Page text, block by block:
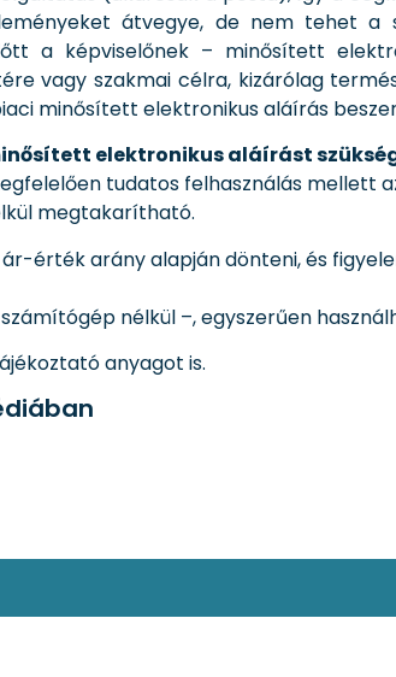
átvegye, de nem tehet a
a képviselőnek – minősített
vagy szakmai célra, kizárólag
minősített elektronikus aláírás
elektronikus aláírást
tudatos felhasználás mellett
megtakarítható.
érték arány alapján dönteni, és
nélkül –, egyszerűen
anyagot is.